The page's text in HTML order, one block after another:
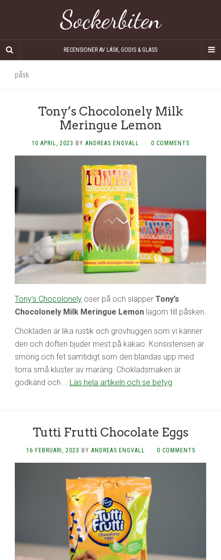
Sockerbiten
RECENSIONER AV LÄSK, GODIS & GLASS
påsk
Tony’s Chocolonely Milk
Meringue Lemon
10 APRIL, 2023 BY ANDREAS ENGVALL · 0 COMMENTS
Tony’s Chocolonely öser på och släpper Tony’s
Chocolonely Milk Meringue Lemon lagom till påsken.
Chokladen är lika rustik och grovhuggen som vi känner
den och doften bjuder mest på kakao. Konsistensen är
smörig och fet samtidigt som den blandas upp med
torra små kluster av maräng. Chokladsmaken är
godkänd och … Läs hela artikeln och se betyg
Tutti Frutti Chocolate Eggs
16 FEBRUARI, 2023 BY ANDREAS ENGVALL · 0 COMMENTS